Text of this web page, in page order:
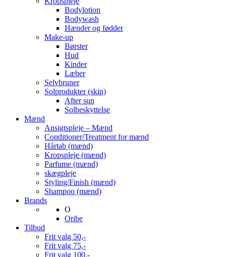
Bodylotion
Bodywash
Hænder og fødder
Make-up
Børster
Hud
Kinder
Læber
Selvbruner
Solprodukter (skin)
After sun
Solbeskyttelse
Mænd
Ansigtspleje – Mænd
Conditioner/Treatment for mænd
Hårtab (mænd)
Kropspleje (mænd)
Parfume (mænd)
skægpleje
Styling/Finish (mænd)
Shampoo (mænd)
Brands
O
Oribe
Tilbud
Frit valg 50,-
Frit valg 75,-
Frit valg 100,-